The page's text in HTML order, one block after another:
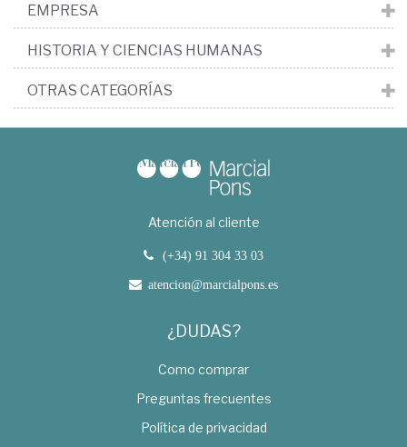
EMPRESA
HISTORIA Y CIENCIAS HUMANAS
OTRAS CATEGORÍAS
Atención al cliente
(+34) 91 304 33 03
atencion@marcialpons.es
¿DUDAS?
Como comprar
Preguntas frecuentes
Política de privacidad